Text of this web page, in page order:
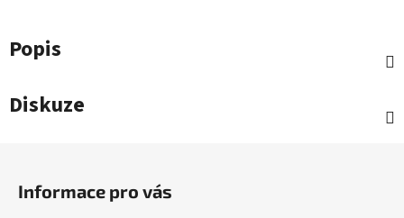
Popis
Diskuze
Informace pro vás